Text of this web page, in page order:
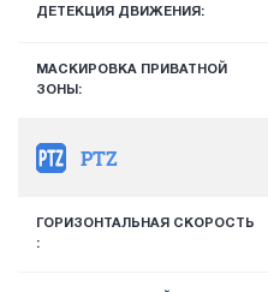
ДЕТЕКЦИЯ ДВИЖЕНИЯ:
МАСКИРОВКА ПРИВАТНОЙ
ЗОНЫ:
PTZ
ГОРИЗОНТАЛЬНАЯ СКОРОСТЬ
: